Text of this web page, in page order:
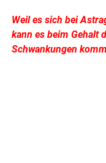
Weil es sich bei
kann es beim Gehalt
Schwankungen